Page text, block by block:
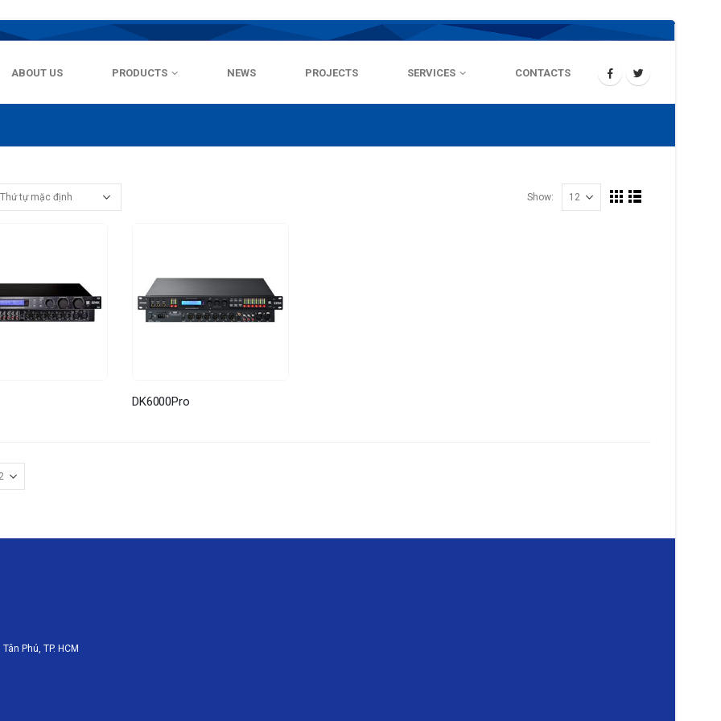
ABOUT US PRODUCTS NEWS PROJECTS SERVICES CONTACTS
Show:
DK6000Pro
Phú, TP. HCM